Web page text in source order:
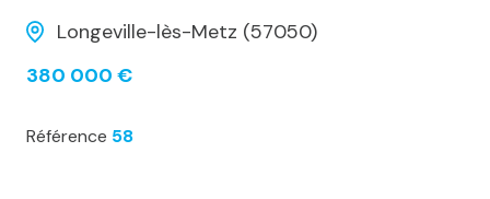
Longeville-lès-Metz (57050)
380 000 €
Référence 58